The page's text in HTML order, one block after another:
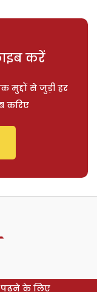
करें
मुद्दों से जुड़ी हर
करिए
पढ़ने के लिए